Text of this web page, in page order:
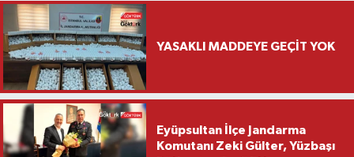
YASAKLI MADDEYE GEÇİT YOK
Eyüpsultan İlçe Jandarma
Komutanı Zeki Gülter, Yüzbaşı